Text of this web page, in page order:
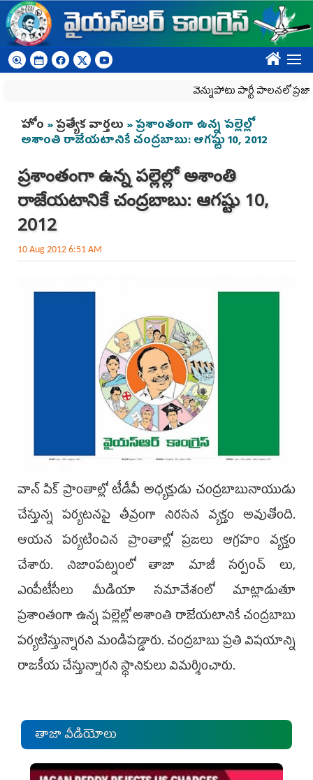
Skip to main content
????
వెన్నుపోటు పార్టీ పాలనలో
You are here
హోం »ప్రత్యేక వార్తలు » ప్రశాంతంగా ఉన్న పల్లెల్లో
అశాంతి రాజేయటానికే చంద్రబాబు: ఆగష్టు 10, 2012
ప్రశాంతంగా ఉన్న పల్లెల్లో అశాంతి
రాజేయటానికే చంద్రబాబు: ఆగష్టు 10,
2012
10 Aug 2012 6:51 AM
వాన్ పిక్ ప్రాంతాల్లో టీడీపీ అధ్యక్షుడు చంద్రబాబునాయుడు
చేస్తున్న పర్యటనపై తీవ్రంగా నిరసన వ్యక్తం అవుతోంది.
ఆయన పర్యటించిన ప్రాంతాల్లో ప్రజలు ఆగ్రహం వ్యక్తం
చేశారు. నిజాంపట్నంలో తాజా మాజీ సర్పంచ్ లు,
ఎంపీటీసీలు మీడియా సమావేశంలో మాట్లాడుతూ
ప్రశాంతంగా ఉన్న పల్లెల్లో అశాంతి రాజేయటానికే చంద్రబాబు
పర్యటిస్తున్నారని మండిపడ్డారు. చంద్రబాబు ప్రతి విషయాన్ని
రాజకీయ చేస్తున్నారని స్థానికులు విమర్శించారు.
తాజా వీడియోలు